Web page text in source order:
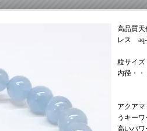
高品質
レス aq-
粒サイ
内径・
アクア
うキー
高いパワ